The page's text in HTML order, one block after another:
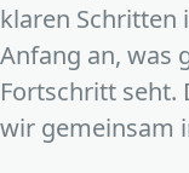
klaren Schritten
Anfang an, was
Fortschritt seht.
wir gemeinsam